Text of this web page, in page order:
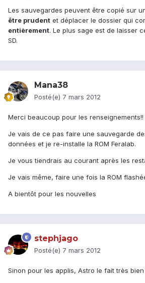
Les sauvegardes peuvent être copié sur
être prudent et déplacer le dossier qui
entièrement. Le plus sage est de laisser
SD.
Mana38
Posté(e) 7 mars 2012
Merci beaucoup pour les renseignements!!
Je vais de ce pas faire une sauvegarde
données et je re-installe la ROM Feralab.
Je vous tiendrais au courant après les
Je vais même, faire une fois la ROM
A bientôt pour les nouvelles
stephjago
Posté(e) 7 mars 2012
Sinon pour les applis, Astro le fait très bien